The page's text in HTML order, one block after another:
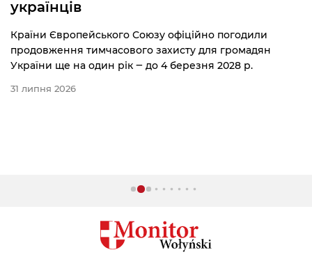
українців
Країни Європейського Союзу офіційно погодили
продовження тимчасового захисту для громадян
України ще на один рік ‒ до 4 березня 2028 р.
31 липня 2026